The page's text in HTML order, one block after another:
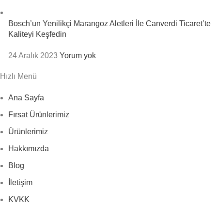
Bosch’un Yenilikçi Marangoz Aletleri İle Canverdi Ticaret’te
Kaliteyi Keşfedin
24 Aralık 2023 Yorum yok
Hızlı Menü
Ana Sayfa
Fırsat Ürünlerimiz
Ürünlerimiz
Hakkımızda
Blog
İletişim
KVKK